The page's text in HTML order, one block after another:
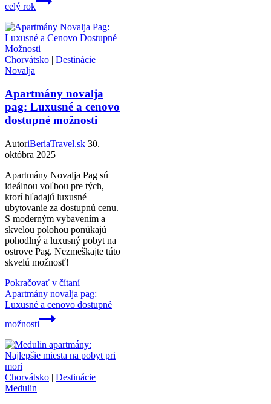
celý rok
Chorvátsko | Destinácie |
Novalja
Apartmány novalja
pag: Luxusné a cenovo
dostupné možnosti
AutoriBeriaTravel.sk 30.
októbra 2025
Apartmány Novalja Pag sú
ideálnou voľbou pre tých,
ktorí hľadajú luxusné
ubytovanie za dostupnú cenu.
S moderným vybavením a
skvelou polohou ponúkajú
pohodlný a luxusný pobyt na
ostrove Pag. Nezmeškajte túto
skvelú možnosť!
Pokračovať v čítaní
Apartmány novalja pag:
Luxusné a cenovo dostupné
možnosti
Chorvátsko | Destinácie |
Medulin